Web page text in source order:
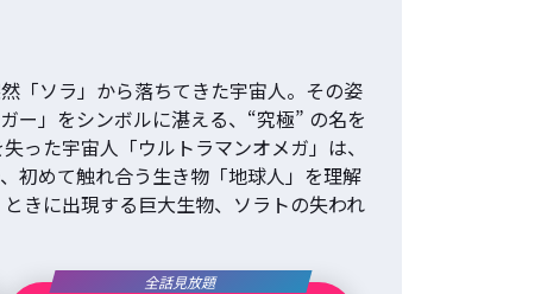
「ソラ」から落ちてきた宇宙人。その姿
ー」をシンボルに湛える、“究極” の名を
った宇宙人「ウルトラマンオメガ」は、
初めて触れ合う生き物「地球人」を理解
きに出現する巨大生物、ソラトの失われ
全話見放題